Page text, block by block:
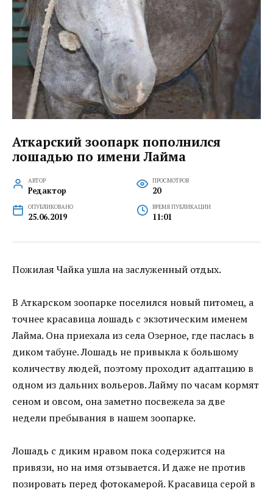
Аткарский зоопарк пополнился
лошадью по имени Лайма
АВТОР
Редактор
ПРОСМОТРОВ
20
ОПУБЛИКОВАНО
25.06.2019
ВРЕМЯ ПУБЛИКАЦИИ
11:01
Пожилая Чайка ушла на заслуженный отдых.
В Аткарском зоопарке поселился новый питомец, а
точнее красавица лошадь с экзотическим именем
Лайма. Она приехала из села Озерное, где паслась в
диком табуне. Лошадь не привыкла к большому
количеству людей, поэтому проходит адаптацию в
одном из дальних вольеров. Лайму по часам кормят
сеном и овсом, она заметно посвежела за две
недели пребывания в нашем зоопарке.
Лошадь с диким нравом пока содержится на
привязи, но на имя отзывается. И даже не против
позировать перед фотокамерой. Красавица серой в